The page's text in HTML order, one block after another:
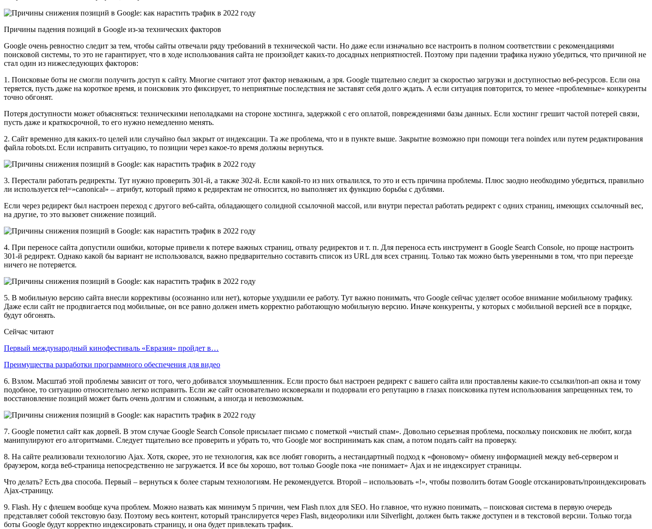
Причины падения позиций в Google из-за технических факторов
Google очень ревностно следит за тем, чтобы сайты отвечали ряду требований в технической части. Но даже если изначально все настроить в полном соответствии с рекомендациями
поисковой системы, то это не гарантирует, что в ходе использования сайта не произойдет каких-то досадных неприятностей. Поэтому при падении трафика нужно убедиться, что причиной не
стал один из нижеследующих факторов:
1. Поисковые боты не смогли получить доступ к сайту. Многие считают этот фактор неважным, а зря. Google тщательно следит за скоростью загрузки и доступностью веб-ресурсов. Если она
теряется, пусть даже на короткое время, и поисковик это фиксирует, то неприятные последствия не заставят себя долго ждать. А если ситуация повторится, то менее «проблемные» конкуренты
точно обгонят.
Потеря доступности может объясняться: техническими неполадками на стороне хостинга, задержкой с его оплатой, повреждениями базы данных. Если хостинг грешит частой потерей связи,
пусть даже и краткосрочной, то его нужно немедленно менять.
2. Сайт временно для каких-то целей или случайно был закрыт от индексации. Та же проблема, что и в пункте выше. Закрытие возможно при помощи тега noindex или путем редактирования
файла robots.txt. Если исправить ситуацию, то позиции через какое-то время должны вернуться.
3. Перестали работать редиректы. Тут нужно проверить 301-й, а также 302-й. Если какой-то из них отвалился, то это и есть причина проблемы. Плюс заодно необходимо убедиться, правильно
ли используется rel=»canonical» – атрибут, который прямо к редиректам не относится, но выполняет их функцию борьбы с дублями.
Если через редирект был настроен переход с другого веб-сайта, обладающего солидной ссылочной массой, или внутри перестал работать редирект с одних страниц, имеющих ссылочный вес,
на другие, то это вызовет снижение позиций.
4. При переносе сайта допустили ошибки, которые привели к потере важных страниц, отвалу редиректов и т. п. Для переноса есть инструмент в Google Search Console, но проще настроить
301-й редирект. Однако какой бы вариант не использовался, важно предварительно составить список из URL для всех страниц. Только так можно быть уверенными в том, что при переезде
ничего не потеряется.
5. В мобильную версию сайта внесли коррективы (осознанно или нет), которые ухудшили ее работу. Тут важно понимать, что Google сейчас уделяет особое внимание мобильному трафику.
Даже если сайт не продвигается под мобильные, он все равно должен иметь корректно работающую мобильную версию. Иначе конкуренты, у которых с мобильной версией все в порядке,
будут обгонять.
Сейчас читают
Первый международный кинофестиваль «Евразия» пройдет в…
Преимущества разработки программного обеспечения для видео
6. Взлом. Масштаб этой проблемы зависит от того, чего добивался злоумышленник. Если просто был настроен редирект с вашего сайта или проставлены какие-то ссылки/поп-ап окна и тому
подобное, то ситуацию относительно легко исправить. Если же сайт основательно исковеркали и подорвали его репутацию в глазах поисковика путем использования запрещенных тем, то
восстановление позиций может быть очень долгим и сложным, а иногда и невозможным.
7. Google пометил сайт как дорвей. В этом случае Google Search Console присылает письмо с пометкой «чистый спам». Довольно серьезная проблема, поскольку поисковик не любит, когда
манипулируют его алгоритмами. Следует тщательно все проверить и убрать то, что Google мог воспринимать как спам, а потом подать сайт на проверку.
8. На сайте реализовали технологию Ajax. Хотя, скорее, это не технология, как все любят говорить, а нестандартный подход к «фоновому» обмену информацией между веб-сервером и
браузером, когда веб-страница непосредственно не загружается. И все бы хорошо, вот только Google пока «не понимает» Ajax и не индексирует страницы.
Что делать? Есть два способа. Первый – вернуться к более старым технологиям. Не рекомендуется. Второй – использовать «!», чтобы позволить ботам Google отсканировать/проиндексировать
Ajax-страницу.
9. Flash. Ну с флешем вообще куча проблем. Можно назвать как минимум 5 причин, чем Flash плох для SEO. Но главное, что нужно понимать, – поисковая система в первую очередь
представляет собой текстовую базу. Поэтому весь контент, который транслируется через Flash, видеоролики или Silverlight, должен быть также доступен и в текстовой версии. Только тогда
боты Google будут корректно индексировать страницу, и она будет привлекать трафик.